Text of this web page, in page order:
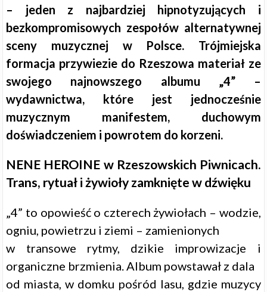
– jeden z najbardziej hipnotyzujących i
bezkompromisowych zespołów alternatywnej
sceny muzycznej w Polsce. Trójmiejska
formacja przywiezie do Rzeszowa materiał ze
swojego najnowszego albumu „4” –
wydawnictwa, które jest jednocześnie
muzycznym manifestem, duchowym
doświadczeniem i powrotem do korzeni.
NENE HEROINE w Rzeszowskich Piwnicach.
Trans, rytuał i żywioły zamknięte w dźwięku
„4” to opowieść o czterech żywiołach – wodzie,
ogniu, powietrzu i ziemi – zamienionych
w transowe rytmy, dzikie improwizacje i
organiczne brzmienia. Album powstawał z dala
od miasta, w domku pośród lasu, gdzie muzycy